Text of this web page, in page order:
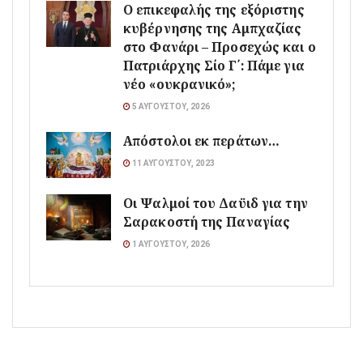
Ο επικεφαλής της εξόριστης
κυβέρνησης της Αμπχαζίας
στο Φανάρι – Προσεχώς και ο
Πατριάρχης Σίο Γ΄: Πάμε για
νέο «ουκρανικό»;
5 ΑΥΓΟΎΣΤΟΥ, 2026
Απόστολοι εκ περάτων…
11 ΑΥΓΟΎΣΤΟΥ, 2023
Οι Ψαλμοί του Δαϋιδ για την
Σαρακοστή της Παναγίας
1 ΑΥΓΟΎΣΤΟΥ, 2026